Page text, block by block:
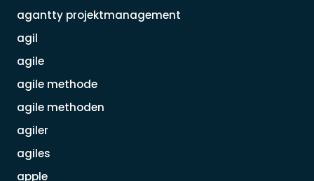
agantty projektmanagement
agil
agile
agile methode
agile methoden
agiler
agiles
apple